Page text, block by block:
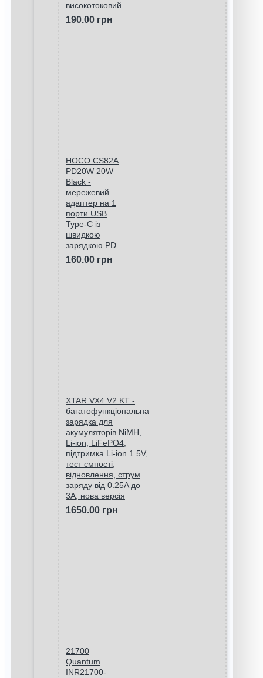
високотоковий
190.00 грн
HOCO CS82A
PD20W 20W
Black -
мережевий
адаптер на 1
порти USB
Type-C із
швидкою
зарядкою PD
160.00 грн
XTAR VX4 V2 KT -
багатофункціональна
зарядка для
акумуляторів NiMH,
Li-ion, LiFePO4,
підтримка Li-ion 1.5V,
тест ємності,
відновлення, струм
заряду від 0.25A до
3A, нова версія
1650.00 грн
21700
Quantum
INR21700-